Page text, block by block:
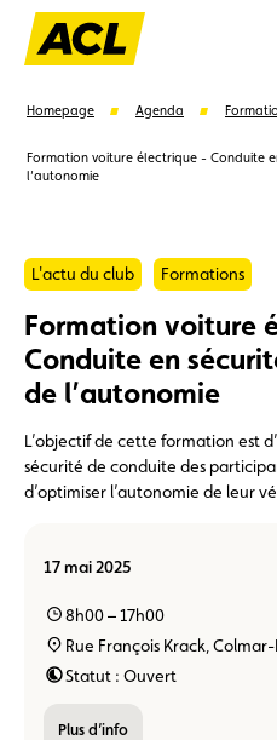
Suggestions
Carte membre
Vignette Location
Homepage Agenda
Formation voiture électrique - Conduite
l’autonomie
L'actu du club Formations
Formation voiture
Conduite en
de l’autonomie
L’objectif de cette formation est
sécurité de conduite des
d’optimiser l’autonomie de leur
17 mai 2025
8h00 – 17h00
Rue François Krack,
Statut : Ouvert
Plus d’info